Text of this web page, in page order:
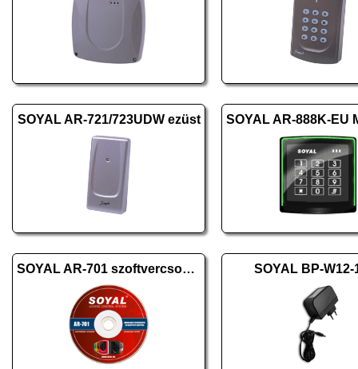
SOYAL AR-721/723UDW ezüst
SOYAL AR-701 szoftvercsomag 10.2 SOYAL BP-W12-